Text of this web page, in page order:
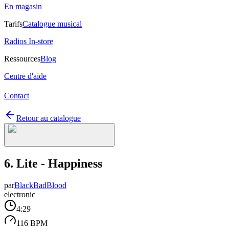
En magasin
TarifsCatalogue musical
Radios In-store
RessourcesBlog
Centre d'aide
Contact
Retour au catalogue
6. Lite - Happiness
parBlackBadBlood
electronic
4:29
116 BPM